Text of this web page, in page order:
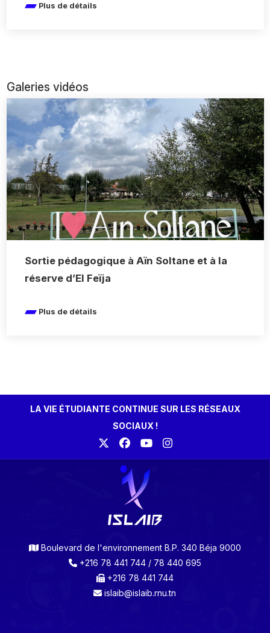
Plus de détails
Galeries vidéos
Sortie pédagogique à Aïn Soltane et à la
réserve d’El Feïja
Plus de détails
LA VIE ÉTUDIANTE CONTINUE SUR LES RÉSEAUX
SOCIAUX !
Boulevard de l'environnement B.P. 340 Béja 9000
+216 78 441 744 / 78 440 695
+216 78 441 744
islaib@islaib.rnu.tn